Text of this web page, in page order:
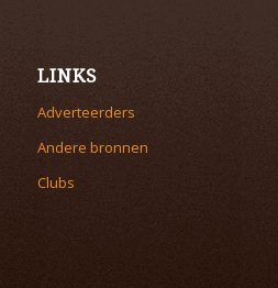
LINKS
Adverteerders
Andere bronnen
Clubs